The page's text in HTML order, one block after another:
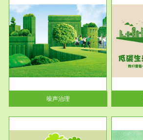
噪声治理
服务范围
废气处理工程